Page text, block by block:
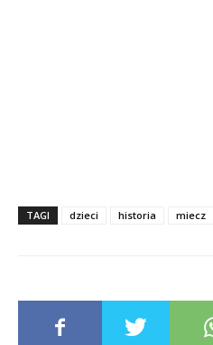
TAGI dzieci historia miecz